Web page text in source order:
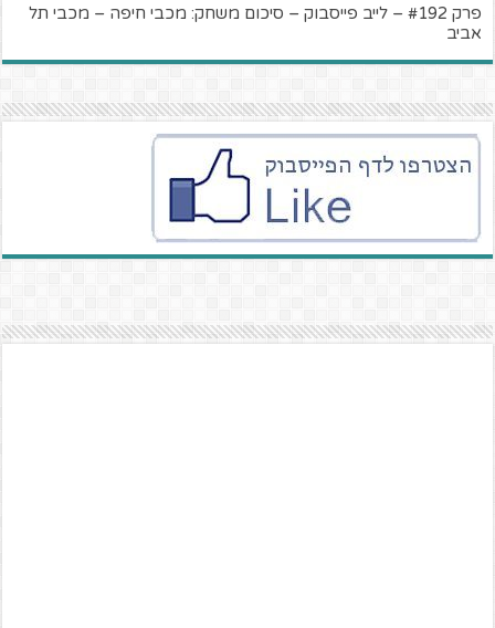
פרק #192 – לייב פייסבוק – סיכום משחק: מכבי חיפה – מכבי תל
אביב